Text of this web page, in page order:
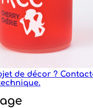
de décor ?